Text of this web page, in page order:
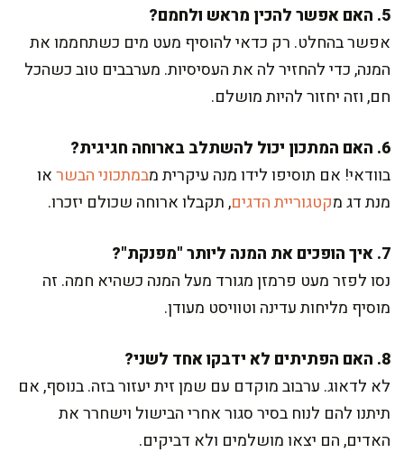
5. האם אפשר להכין מראש ולחמם?
אפשר בהחלט. רק כדאי להוסיף מעט מים כשתחממו את
המנה, כדי להחזיר לה את העסיסיות. מערבבים טוב כשהכל
חם, וזה יחזור להיות מושלם.
6. האם המתכון יכול להשתלב בארוחה חגיגית?
בוודאי! אם תוסיפו לידו מנה עיקרית מבמתכוני הבשראו
מנת דג מקטגוריית הדגים, תקבלו ארוחה שכולם יזכרו.
7. איך הופכים את המנה ליותר "מפנקת"?
נסו לפזר מעט פרמזן מגורד מעל המנה כשהיא חמה. זה
מוסיף מליחות עדינה וטוויסט מעודן.
8. האם הפתיתים לא ידבקו אחד לשני?
לא לדאוג. ערבוב מוקדם עם שמן זית יעזור בזה. בנוסף, אם
תיתנו להם לנוח בסיר סגור אחרי הבישול וישחרר את
האדים, הם יצאו מושלמים ולא דביקים.